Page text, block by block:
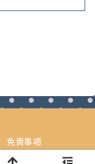
免責事項